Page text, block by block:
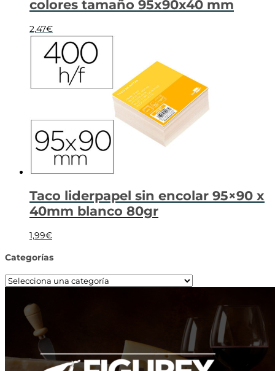
colores tamaño 95x90x40 mm
2,47€
Taco liderpapel sin encolar 95×90 x
40mm blanco 80gr
1,99€
Categorías